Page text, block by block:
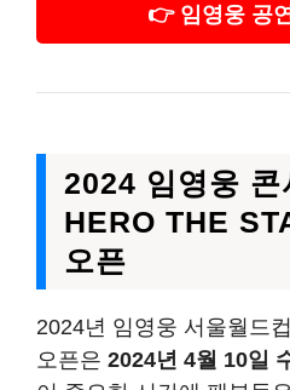
👉 임영웅 공
2024 임영웅 콘
HERO THE
오픈
2024년 임영웅 서울월드
오픈은 2024년 4월 10일